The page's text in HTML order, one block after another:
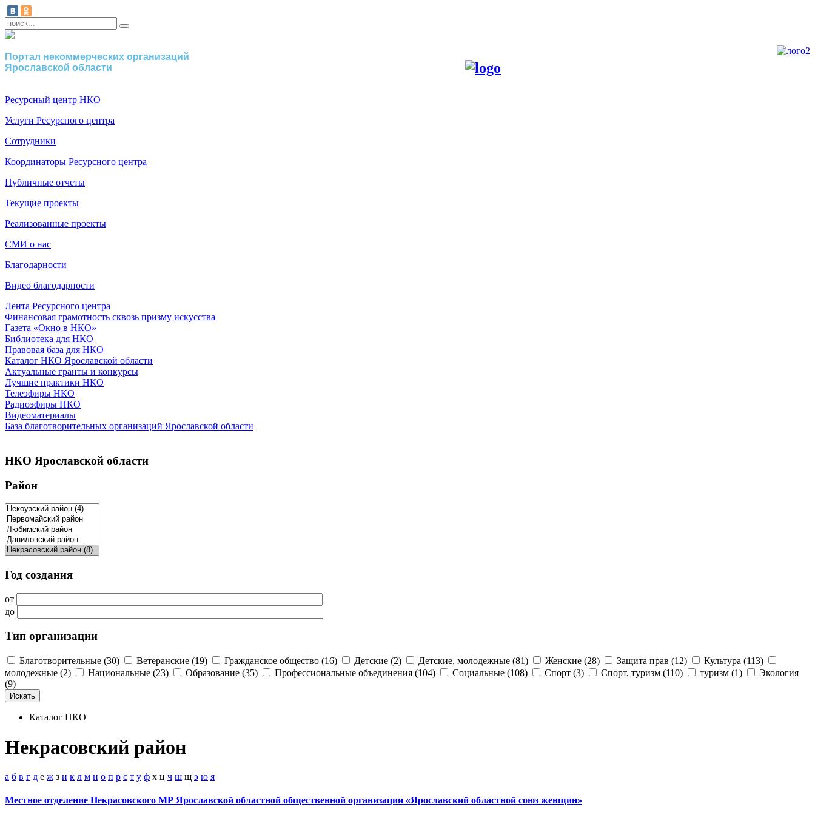
Портал некоммерческих организаций
Ярославской области
Ресурсный центр НКО
Услуги Ресурсного центра
Сотрудники
Координаторы Ресурсного центра
Публичные отчеты
Текущие проекты
Реализованные проекты
СМИ о нас
Благодарности
Видео благодарности
Лента Ресурсного центра
Финансовая грамотность сквозь призму искусства
Газета «Окно в НКО»
Библиотека для НКО
Правовая база для НКО
Каталог НКО Ярославской области
Актуальные гранты и конкурсы
Лучшие практики НКО
Телеэфиры НКО
Радиоэфиры НКО
Видеоматериалы
База благотворительных организаций Ярославской области
НКО Ярославской области
Район
Год создания
от
до
Тип организации
Благотворительные (30) Ветеранские (19) Гражданское общество (16) Детские (2) Детские, молодежные (81) Женские (28) Защита прав (12)
Культура (113)
молодежные (2)
Национальные (23) Образование (35) Профессиональные объединения (104) Социальные (108) Спорт (3) Спорт, туризм (110) туризм (1)
Экология
(9)
Каталог НКО
Некрасовский район
а б в г д е ж з и к л м н о п р с т у ф х ц ч ш щ э ю я
Местное отделение Некрасовского МР Ярославской областной общественной организации «Ярославский областной союз женщин»